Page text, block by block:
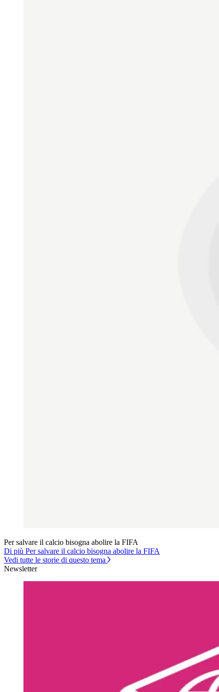
Per salvare il calcio bisogna abolire la FIFA
Di più Per salvare il calcio bisogna abolire la FIFA
Vedi tutte le storie di questo tema
Newsletter